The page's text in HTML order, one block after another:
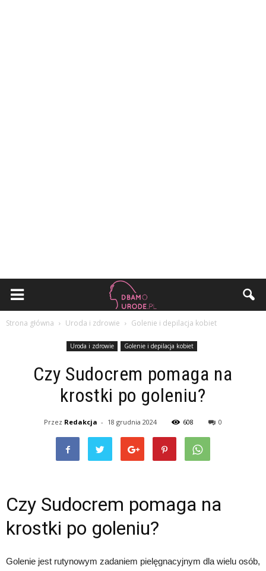
Strona główna Uroda i zdrowie Golenie i depilacja kobiet
Uroda i zdrowie Golenie i depilacja kobiet
Czy Sudocrem pomaga na
krostki po goleniu?
Przez Redakcja - 18 grudnia 2024 608 0
Czy Sudocrem pomaga na
krostki po goleniu?
Golenie jest rutynowym zadaniem pielęgnacyjnym dla wielu osób,